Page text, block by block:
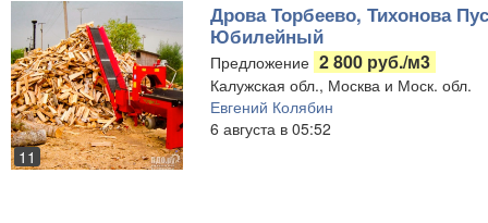
11
Дрова Торбеево, Тихонова
Юбилейный
Предложение 2 800 руб./м3
Калужская обл., Москва и Моск. обл.
Евгений Колябин
6 августа в 05:52